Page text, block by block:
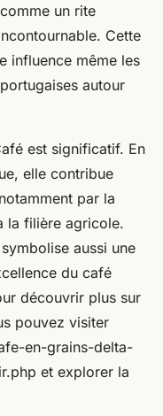
un rite
Cette
influence même les
autour
est significatif. En
elle contribue
par la
la filière agricole.
aussi une
du café
découvrir plus sur
pouvez visiter
en-grains-delta-
et explorer la